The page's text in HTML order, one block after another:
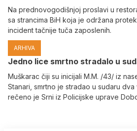
Na prednovogodišnjoj proslavi u
sa strancima BiH koja je održana
incident tačnije tuča zaposlenih.
ARHIVA
Јedno lice smrtno stradalo u
Muškarac čiji su inicijali M.M. /43/ iz
Stanari, smrtno je stradao u sudaru dva
rečeno je Srni iz Policijske uprave